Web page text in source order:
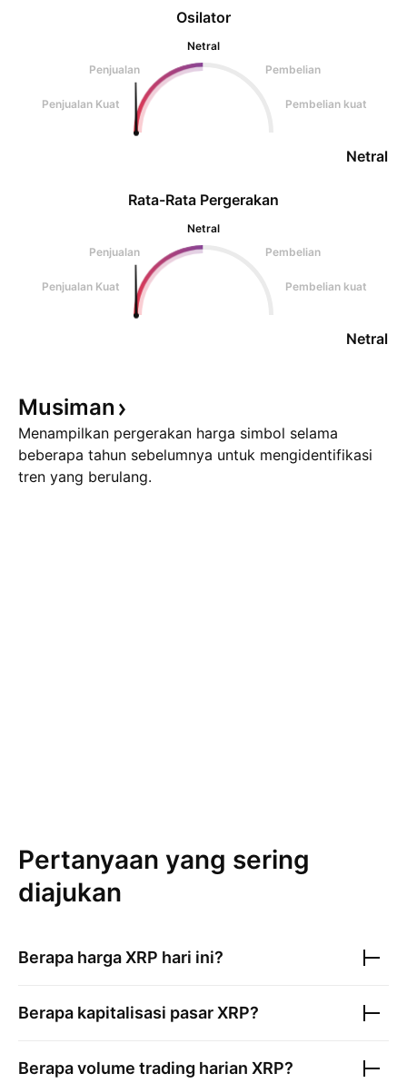
Osilator
Netral
Penjualan
Pembelian
Penjualan Kuat Pembelian kuat
Netral
Rata-Rata Pergerakan
Netral
Penjualan
Pembelian
Penjualan Kuat Pembelian kuat
Netral
Musiman
Menampilkan pergerakan harga simbol selama
beberapa tahun sebelumnya untuk mengidentifikasi
tren yang berulang.
Pertanyaan yang sering
diajukan
Berapa hargaXRP hari ini?
Berapa kapitalisasi pasarXRP?
Berapa volume trading harian XRP?